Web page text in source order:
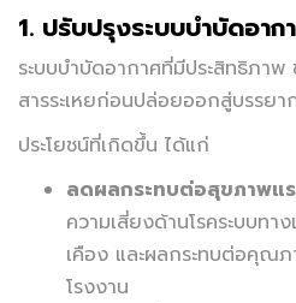
1. ปรับปรุงระบบบำบัดอาก
ระบบบำบัดอากาศที่มีประสิทธิภา
สารระเหยก่อนปล่อยออกสู่บรรยา
ประโยชน์ที่เกิดขึ้น ได้แก่
ลดผลกระทบต่อสุขภาพแ
ความเสี่ยงด้านโรคระบบทา
เคือง และผลกระทบต่อคุณ
โรงงาน